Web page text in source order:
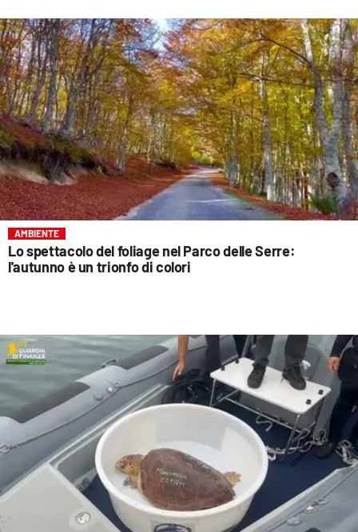
AMBIENTE
Lo spettacolo del foliage nel Parco delle Serre:
l'autunno è un trionfo di colori